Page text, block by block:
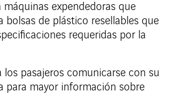
expendedoras que
bolsas de plástico resellables que
requeridas por la
los pasajeros comunicarse con su
para mayor información sobre